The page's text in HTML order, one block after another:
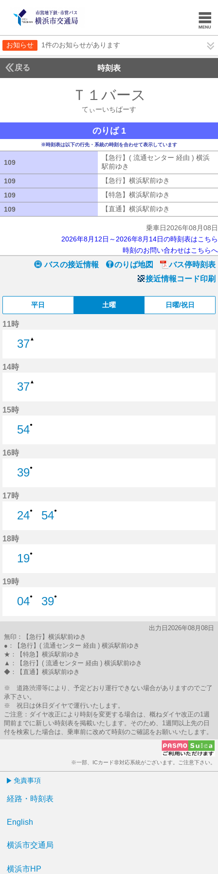
お知らせ 1件のお知らせがあります
戻る 時刻表
Ｔ１バース
てぃーいちばーす
のりば 1
※時刻表は以下の行先・系統の時刻を合わせて表示しています
109
【急行】( 流通センター 経由 ) 横浜
駅前ゆき
109
【急行】横浜駅前ゆき
109
【特急】横浜駅前ゆき
109
【直通】横浜駅前ゆき
乗車日2026年08月08日
2026年8月12日～2026年8月14日の時刻表はこちら
時刻のお問い合わせはこちらへ
バスの接近情報 のりば地図
バス停時刻表
接近情報コード印刷
平日 土曜 日曜/祝日
11時
37▲
14時
37▲
15時
54●
16時
39●
17時
24●
54●
18時
19●
19時
04●
39●
出力日2026年08月08日
無印：【急行】横浜駅前ゆき
●：【急行】( 流通センター 経由 ) 横浜駅前ゆき
★：【特急】横浜駅前ゆき
▲：【急行】( 流通センター 経由 ) 横浜駅前ゆき
◆：【直通】横浜駅前ゆき
※ 道路渋滞等により、予定どおり運行できない場合がありますのでご了
承下さい。
※ 祝日は休日ダイヤで運行いたします。
ご注意：ダイヤ改正により時刻を変更する場合は、概ねダイヤ改正の1週
間前までに新しい時刻表を掲載いたします。そのため、1週間以上先の日
付を検索した場合は、乗車前に改めて時刻のご確認をお願いいたします。
※一部、ICカード非対応系統がございます。ご注意下さい。
免責事項
経路・時刻表
English
横浜市交通局
横浜市HP